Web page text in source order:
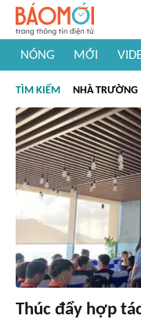
NÓNG MỚI
#Khám phá thế giới
TÌM KIẾM NHÀ TRƯỜNG
Thúc đẩy hợp